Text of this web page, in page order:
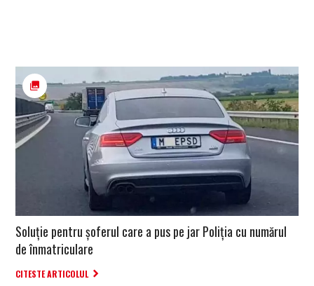
Soluție pentru șoferul care a pus pe jar Poliția cu numărul
de înmatriculare
CITESTE ARTICOLUL